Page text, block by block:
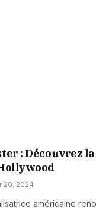
: Découvrez
20, 2024
américaine